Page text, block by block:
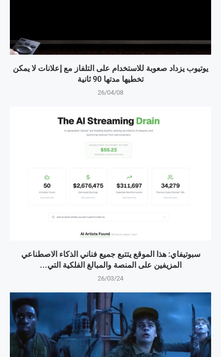
يوتيوب يزداد صعوبة للاستخدام على التلفاز مع إعلانات لا يمكن
تخطيها مدتها 90 ثانية
26/04/08
سبوتيفاي: هذا الموقع يتتبع جميع فناني الذكاء الاصطناعي
المزيفين على المنصة والمبالغ الفلكية التي...
26/03/24